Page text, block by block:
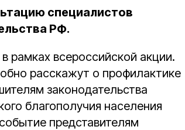
специалистов
РФ.
рамках всероссийской акции.
расскажут о профилактике
законодательства
благополучия населения
представителям